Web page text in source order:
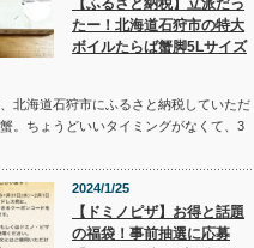
【ふるさと納税】立派だっ
たー！北海道石狩市の特大
ボイルたらば蟹脚5Lサイズ
北海道石狩市にふるさと納税していただ
。ちょうどいいタイミングがなくて、3
2024/1/25
【ドミノピザ】お得と話題
の福袋！事前抽選に応募